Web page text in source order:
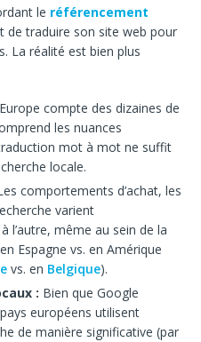
le référencement
de traduire son site web pour
La réalité est bien plus
compte des dizaines de
les nuances
mot à mot ne suffit
locale.
comportements d’achat, les
varient
l’autre, même au sein de la
Espagne vs. en Amérique
vs. en Belgique).
: Bien que Google
européens utilisent
de manière significative (par